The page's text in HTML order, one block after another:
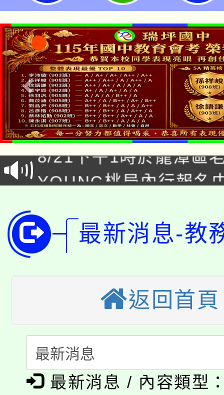
「本色祭」8/29、30在
場熱烈登場!
8/21下午1時於龍潭區
徵才活動。
YOUNG桃局內行報名
開!
115年桃園市運動會8/
田徑場及游泳池舉行。
桃園市低收入戶享有免
視費優惠，中低收入戶
半價優惠，詳情可洽有
者。
大園自造教育及科技中
份教師增能研習
大溪自造教育及科技
份教師研習
淨零綠生活教案入校路
會
115年食農教育專業人
程
「本色祭」8/29、30在
最新消息-教
返回首頁
最新消息 / 內容類型